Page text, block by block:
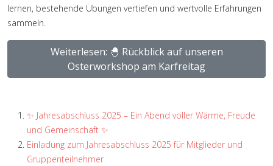
lernen, bestehende Übungen vertiefen und wertvolle Erfahrungen
sammeln.
Weiterlesen: 🐣 Rückblick auf unseren
Osterworkshop am Karfreitag
✨ Jahresabschluss 2025 – Ein Abend voller Wärme, Freude
und Gemeinschaft ✨
Einladung zum Jahresabschluss 2025 für Mitglieder und
Gruppenteilnehmer